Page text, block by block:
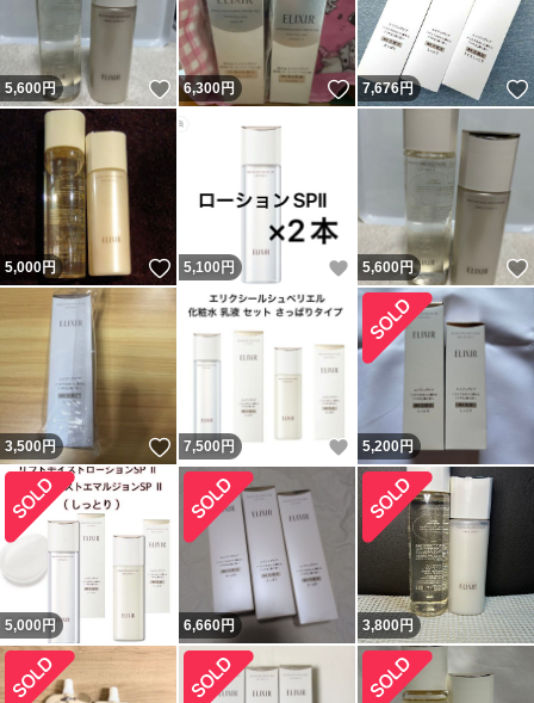
5,600円 いいね！
6,300円 いいね！
7,676円
5,000円 いいね！
5,100 円 いいね！
5,600円
3,500円 いいね！
7,500円 いいね！
5,200円
5,000 円 6,660円 3,800円